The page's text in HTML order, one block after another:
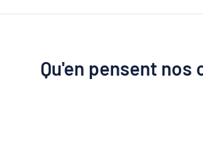
Qu'en pensent nos